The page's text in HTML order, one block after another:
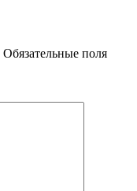
Обязательные поля